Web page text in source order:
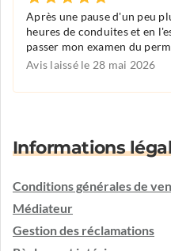
Après une pause d'un peu
heures de conduites et en
passer mon examen du
Avis laissé le 28 mai 2026
Informations
Conditions générales de
Médiateur
Gestion des réclamations